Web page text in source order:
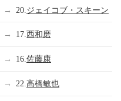
→ 20. ジェイコブ・スキーン
→ 17. 西和磨
→ 16. 佐藤康
→ 22. 高橋敏也